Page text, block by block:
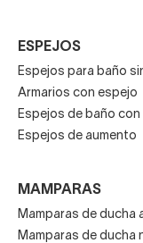
combinan dos
funcionalidades.
serie que unifica el
solución de
ESPEJOS
Espejos para baño
Armarios con espejo
Espejos de baño con
Espejos de aumento
MAMPARAS
Mamparas de ducha
Mamparas de ducha